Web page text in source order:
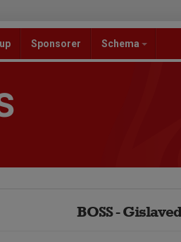
Sponsorer Schema
BOSS -